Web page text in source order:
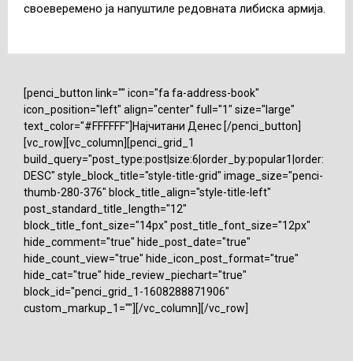
своеверемено ја напуштиле редовната либиска армија.
[penci_button link="" icon="fa fa-address-book"
icon_position="left" align="center" full="1" size="large"
text_color="#FFFFFF"]Најчитани Денес [/penci_button]
[vc_row][vc_column][penci_grid_1
build_query="post_type:post|size:6|order_by:popular1|order:
DESC" style_block_title="style-title-grid" image_size="penci-
thumb-280-376" block_title_align="style-title-left"
post_standard_title_length="12"
block_title_font_size="14px" post_title_font_size="12px"
hide_comment="true" hide_post_date="true"
hide_count_view="true" hide_icon_post_format="true"
hide_cat="true" hide_review_piechart="true"
block_id="penci_grid_1-1608288871906"
custom_markup_1=""][/vc_column][/vc_row]